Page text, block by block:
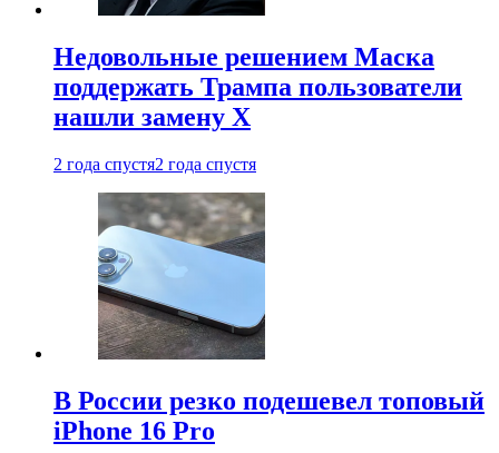
Недовольные решением Маска
поддержать Трампа пользователи
нашли замену X
2 года спустя2 года спустя
В России резко подешевел топовый
iPhone 16 Pro